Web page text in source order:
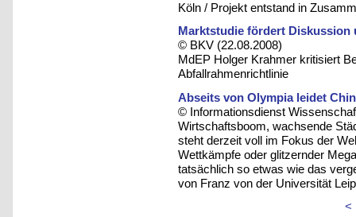
Köln / Projekt entstand in
Marktstudie fördert
© BKV (22.08.2008)
MdEP Holger Krahmer kritisiert
Abfallrahmenrichtlinie
Abseits von Olympia leidet
© Informationsdienst
Wirtschaftsboom, wachsende
steht derzeit voll im Fokus der
Wettkämpfe oder glitzernder
tatsächlich so etwas wie das
von Franz von der Universität
<